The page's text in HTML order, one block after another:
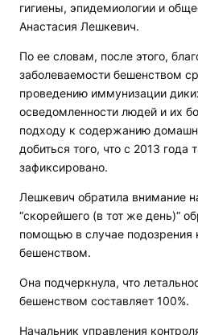
гигиены, эпидемиологии и
Анастасия Лешкевич.
По ее словам, после этого,
заболеваемости бешенством
проведению иммунизации
осведомленности людей и их
подходу к содержанию
добиться того, что с 2013 года
зафиксировано.
Лешкевич обратила внимание
“скорейшего (в тот же день)“
помощью в случае подозрения
бешенством.
Она подчеркнула, что
бешенством составляет 100%.
Начальник управления